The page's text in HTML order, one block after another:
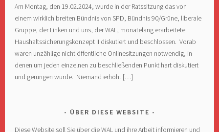
Am Montag, den 19.02.2024, wurde in der Ratssitzung das von
einem wirklich breiten Bündnis von SPD, Bündnis 90/Grüne, liberale
Gruppe, der Linken und uns, der WAL, monatelang erarbeitete
Haushaltssicherungskonzept II diskutiert und beschlossen. Vorab
waren unzählige nicht öffentliche Onlinesitzungen notwendig, in
denen um jeden einzelnen zu beschließenden Punkt hart diskutiert
und gerungen wurde. Niemand erhöht […]
ÜBER DIESE WEBSITE
Diese Website soll Sie über die WAL und ihre Arbeit informieren und